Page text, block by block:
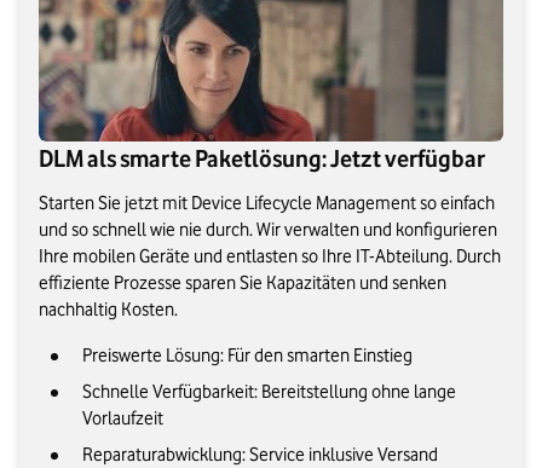
DLM als smarte Paketlösung: Jetzt verfügbar
Starten Sie jetzt mit Device Lifecycle Management so einfach
und so schnell wie nie durch. Wir verwalten und konfigurieren
Ihre mobilen Geräte und entlasten so Ihre IT-Abteilung. Durch
effiziente Prozesse sparen Sie Kapazitäten und senken
nachhaltig Kosten.
Preiswerte Lösung: Für den smarten Einstieg
Schnelle Verfügbarkeit: Bereitstellung ohne lange
Vorlaufzeit
Reparaturabwicklung: Service inklusive Versand